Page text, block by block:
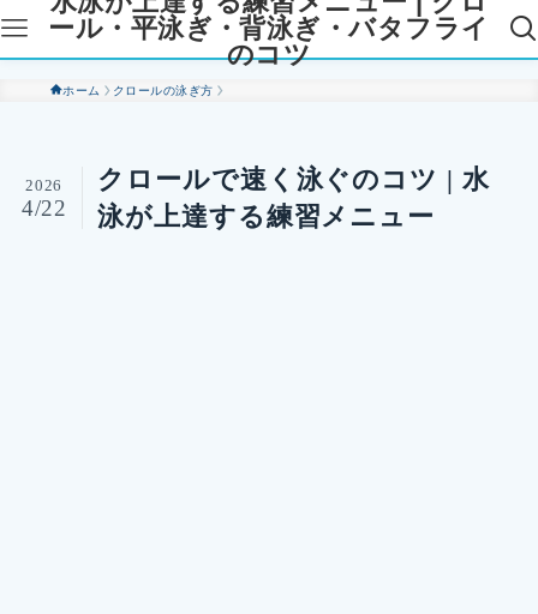
ール・平泳ぎ・背泳ぎ・バタフライ
のコツ
ホーム クロールの泳ぎ方
クロールで速く泳ぐのコツ | 水
泳が上達する練習メニュー
2026
4/22